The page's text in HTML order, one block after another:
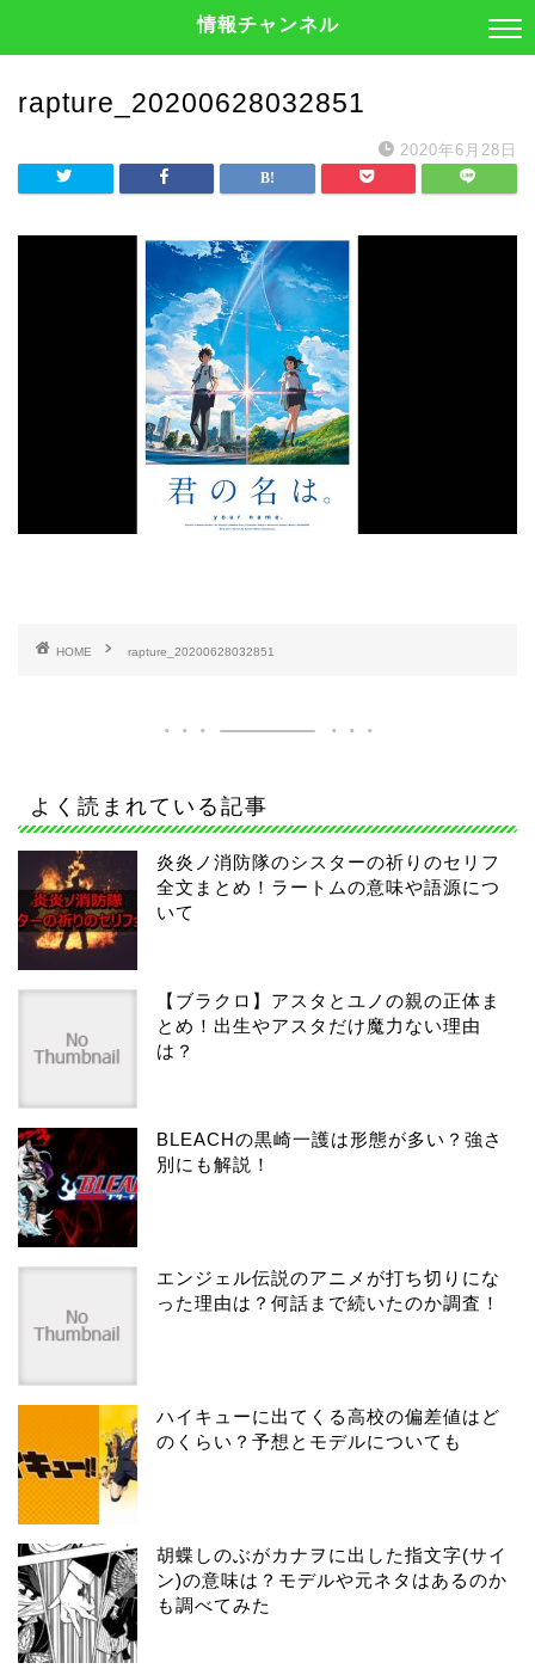
情報チャンネル
rapture_20200628032851
2020年6月28日
HOME rapture_20200628032851
よく読まれている記事
炎炎ノ消防隊のシスターの祈りのセリフ
全文まとめ！ラートムの意味や語源につ
いて
【ブラクロ】アスタとユノの親の正体ま
とめ！出生やアスタだけ魔力ない理由
は？
BLEACHの黒崎一護は形態が多い？強さ
別にも解説！
エンジェル伝説のアニメが打ち切りにな
った理由は？何話まで続いたのか調査！
ハイキューに出てくる高校の偏差値はど
のくらい？予想とモデルについても
胡蝶しのぶがカナヲに出した指文字(サイ
ン)の意味は？モデルや元ネタはあるのか
も調べてみた